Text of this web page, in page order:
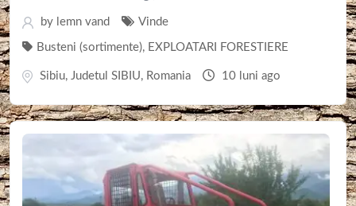
by lemn vand Vinde
Busteni (sortimente), EXPLOATARI FORESTIERE
Sibiu, Judetul SIBIU, Romania 10 luni ago